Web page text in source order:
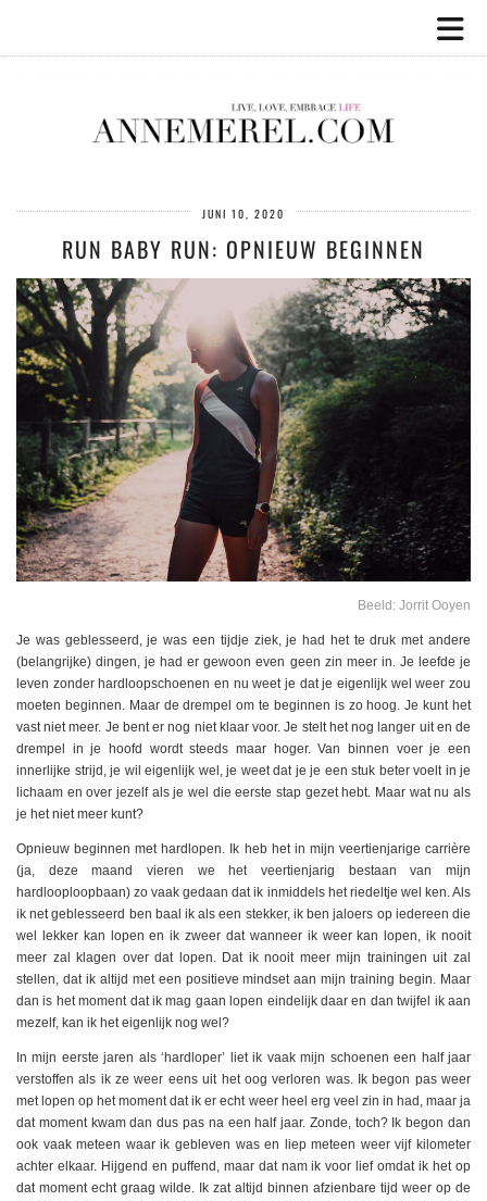
JUNI 10, 2020
RUN BABY RUN: OPNIEUW BEGINNEN
Beeld: Jorrit Ooyen
Je was geblesseerd, je was een tijdje ziek, je had het te druk met andere
(belangrijke) dingen, je had er gewoon even geen zin meer in. Je leefde je
leven zonder hardloopschoenen en nu weet je dat je eigenlijk wel weer zou
moeten beginnen. Maar de drempel om te beginnen is zo hoog. Je kunt het
vast niet meer. Je bent er nog niet klaar voor. Je stelt het nog langer uit en de
drempel in je hoofd wordt steeds maar hoger. Van binnen voer je een
innerlijke strijd, je wil eigenlijk wel, je weet dat je je een stuk beter voelt in je
lichaam en over jezelf als je wel die eerste stap gezet hebt. Maar wat nu als
je het niet meer kunt?
Opnieuw beginnen met hardlopen. Ik heb het in mijn veertienjarige carrière
(ja, deze maand vieren we het veertienjarig bestaan van mijn
hardlooploopbaan) zo vaak gedaan dat ik inmiddels het riedeltje wel ken. Als
ik net geblesseerd ben baal ik als een stekker, ik ben jaloers op iedereen die
wel lekker kan lopen en ik zweer dat wanneer ik weer kan lopen, ik nooit
meer zal klagen over dat lopen. Dat ik nooit meer mijn trainingen uit zal
stellen, dat ik altijd met een positieve mindset aan mijn training begin. Maar
dan is het moment dat ik mag gaan lopen eindelijk daar en dan twijfel ik aan
mezelf, kan ik het eigenlijk nog wel?
In mijn eerste jaren als ‘hardloper’ liet ik vaak mijn schoenen een half jaar
verstoffen als ik ze weer eens uit het oog verloren was. Ik begon pas weer
met lopen op het moment dat ik er echt weer heel erg veel zin in had, maar ja
dat moment kwam dan dus pas na een half jaar. Zonde, toch? Ik begon dan
ook vaak meteen waar ik gebleven was en liep meteen weer vijf kilometer
achter elkaar. Hijgend en puffend, maar dat nam ik voor lief omdat ik het op
dat moment echt graag wilde. Ik zat altijd binnen afzienbare tijd weer op de